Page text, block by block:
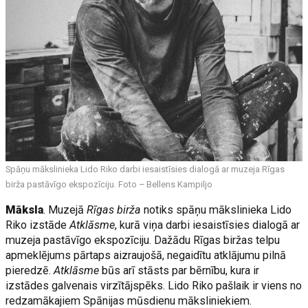
Spāņu mākslinieka Lido Riko darbi iesaistīsies dialogā ar muzeja Rīgas
birža pastāvīgo ekspozīciju. Foto – Bellens Kampiljo
Māksla. MuzejāRīgas birža notiks spāņu mākslinieka Lido
Riko izstādeAtklāsme, kurā viņa darbi iesaistīsies dialogā ar
muzeja pastāvīgo ekspozīciju. Dažādu Rīgas biržas telpu
apmeklējums pārtaps aizraujošā, negaidītu atklājumu pilnā
pieredzē.Atklāsmebūs arī stāsts par bērnību, kura ir
izstādes galvenais virzītājspēks. Lido Riko pašlaik ir viens no
redzamākajiem Spānijas mūsdienu māksliniekiem.